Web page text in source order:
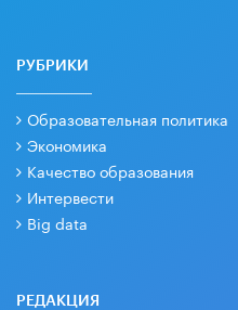
РУБРИКИ
Образовательная политика
Экономика
Качество образования
Интервести
Big data
РЕДАКЦИЯ